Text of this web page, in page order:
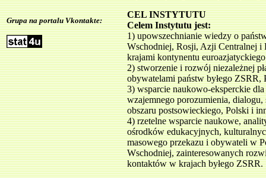
Grupa na portalu Vkontakte:
CEL INSTYTUTU
Celem Instytutu jest:
1) upowszechnianie wiedzy o
Wschodniej, Rosji, Azji Centralnej
krajami kontynentu
2) stworzenie i rozwój niezależnej
obywatelami państw byłego
3) wsparcie naukowo-eksperckie
wzajemnego porozumienia,
obszaru postsowieckiego, Polski i
4) rzetelne wsparcie naukowe,
ośrodków edukacyjnych,
masowego przekazu i obywateli w
Wschodniej, zainteresowanych
kontaktów w krajach byłego ZSRR.